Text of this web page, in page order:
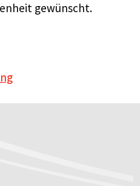
gewünscht.